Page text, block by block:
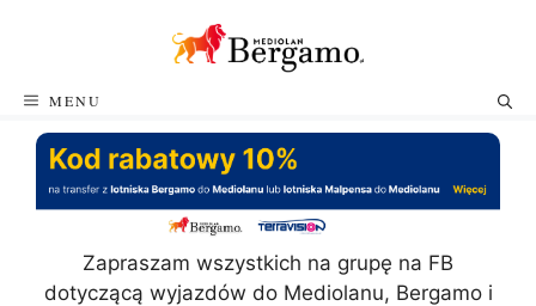
MENU
Zapraszam wszystkich na grupę na FB
dotyczącą wyjazdów do Mediolanu, Bergamo i